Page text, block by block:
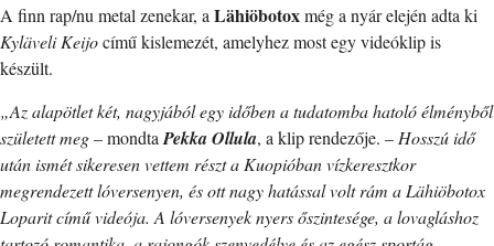
A finn rap/nu metal zenekar, a Lähiöbotoxmég a nyár elején adta ki
Kyläveli Keijocímű kislemezét, amelyhez most egy videóklip is
készült.
„Az alapötlet két, nagyjából egy időben a tudatomba hatoló élményből
született meg– mondta Pekka Ollula, a klip rendezője. – Hosszú idő
után ismét sikeresen vettem részt a Kuopióban vízkeresztkor
megrendezett lóversenyen, és ott nagy hatással volt rám a Lähiöbotox
Loparit című videója. A lóversenyek nyers őszintesége, a lovagláshoz